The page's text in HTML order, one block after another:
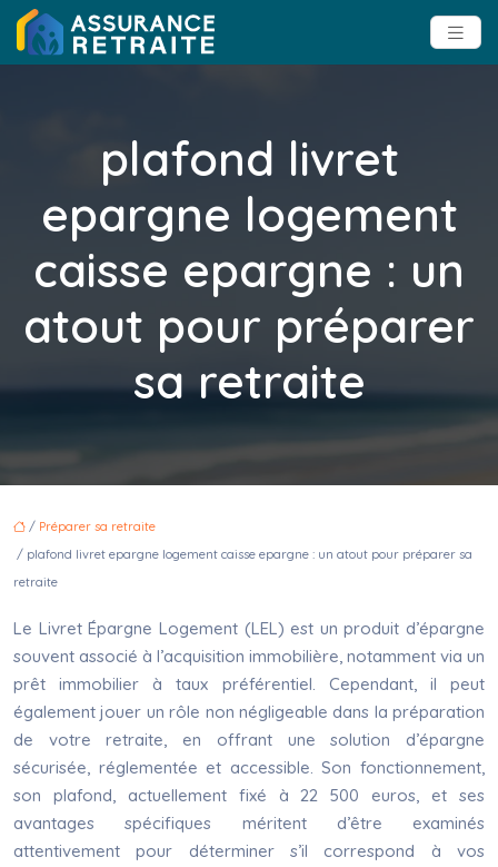
plafond livret
epargne logement
caisse epargne : un
atout pour préparer
sa retraite
/ Préparer sa retraite
/ plafond livret epargne logement caisse epargne : un atout pour préparer sa
retraite
Le Livret Épargne Logement (LEL) est un produit d’épargne
souvent associé à l’acquisition immobilière, notamment via un
prêt immobilier à taux préférentiel. Cependant, il peut
également jouer un rôle non négligeable dans la préparation
de votre retraite, en offrant une solution d’épargne
sécurisée, réglementée et accessible. Son fonctionnement,
son plafond, actuellement fixé à 22 500 euros, et ses
avantages spécifiques méritent d’être examinés
attentivement pour déterminer s’il correspond à vos